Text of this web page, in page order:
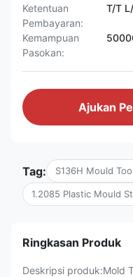
Ketentuan
Pembayaran:
T/T
Kemampuan
Pasokan:
Ajukan
Tag: S136H Mould
1.2085 Plastic Mould
Ringkasan Produk
Deskripsi produk:Mold